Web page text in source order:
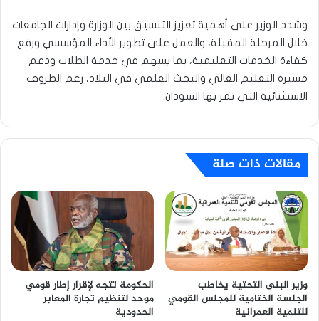
وشدد الوزير على أهمية تعزيز التنسيق بين الوزارة وإدارات الجامعات
خلال المرحلة المقبلة، والعمل على تطوير الأداء المؤسسي ورفع
كفاءة الخدمات التعليمية، بما يسهم في خدمة الطلاب ودعم
مسيرة التعليم العالي والبحث العلمي في البلاد، رغم الظروف
الاستثنائية التي تمر بها السودان.
مقالات ذات صلة
وزير البنى التحتية يخاطب
الجلسة الختامية للمجلس القومي
للتنمية العمرانية
الحكومة تتجه لإقرار إطار قومي
موحد لتنظيم تجارة المعابر
الحدودية